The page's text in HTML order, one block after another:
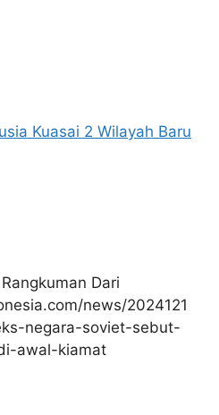
Kuasai 2 Wilayah Baru
Dari
news/2024121
negara-soviet-sebut-
awal-kiamat